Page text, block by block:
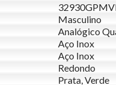
Masculino
Analógico
Aço Inox
Aço Inox
Redondo
Prata, Verde